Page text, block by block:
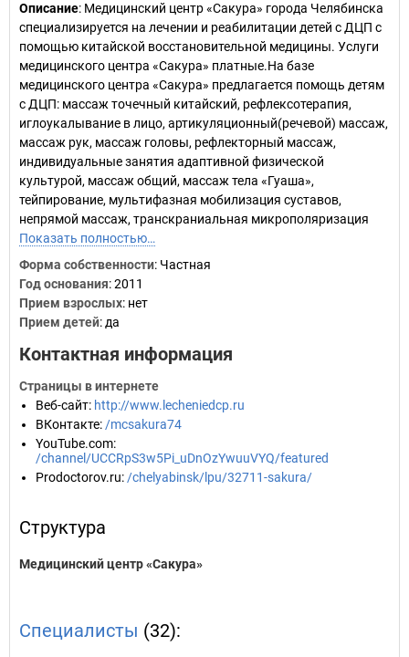
Описание: Медицинский центр «Сакура» города Челябинска
специализируется на лечении и реабилитации детей с ДЦП с
помощью китайской восстановительной медицины. Услуги
медицинского центра «Сакура» платные.На базе
медицинского центра «Сакура» предлагается помощь детям
с ДЦП: массаж точечный китайский, рефлексотерапия,
иглоукалывание в лицо, артикуляционный(речевой) массаж,
массаж рук, массаж головы, рефлекторный массаж,
индивидуальные занятия адаптивной физической
культурой, массаж общий, массаж тела «Гуаша»,
тейпирование, мультифазная мобилизация суставов,
непрямой массаж, транскраниальная микрополяризация
Показать полностью…
Форма собственности: Частная
Год основания:2011
Прием взрослых: нет
Прием детей: да
Контактная информация
Страницы в интернете
Веб-сайт: http://www.lecheniedcp.ru
ВКонтакте: /mcsakura74
YouTube.com:
/channel/UCCRpS3w5Pi_uDnOzYwuuVYQ/featured
Prodoctorov.ru: /chelyabinsk/lpu/32711-sakura/
Структура
Медицинский центр «Сакура»
Специалисты (32):